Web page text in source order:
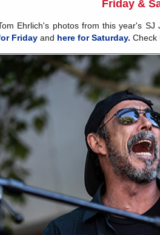
Friday &
Ehrlich's photos from this year's
Friday and here for Saturday. Check